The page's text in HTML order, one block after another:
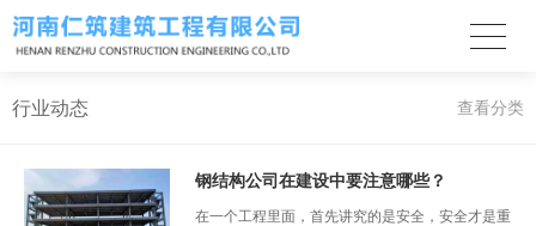
行业动态 查看分类
钢结构公司在建设中要注意哪些？
在一个工程里面，首先讲究的是安全，安全才是重